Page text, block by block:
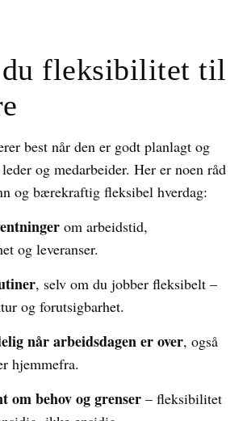
fleksibilitet til
best når den er godt planlagt og
og medarbeider. Her er noen råd
og bærekraftig fleksibel hverdag:
om arbeidstid,
og leveranser.
, selv om du jobber fleksibelt –
og forutsigbarhet.
når arbeidsdagen er over, også
hjemmefra.
om behov og grenser – fleksibilitet